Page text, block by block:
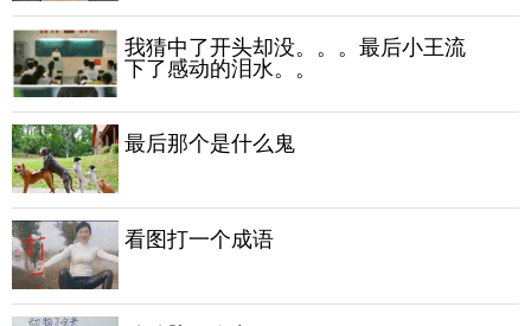
我猜中了开头却没。。。最后小王流
下了感动的泪水。。
最后那个是什么鬼
看图打一个成语